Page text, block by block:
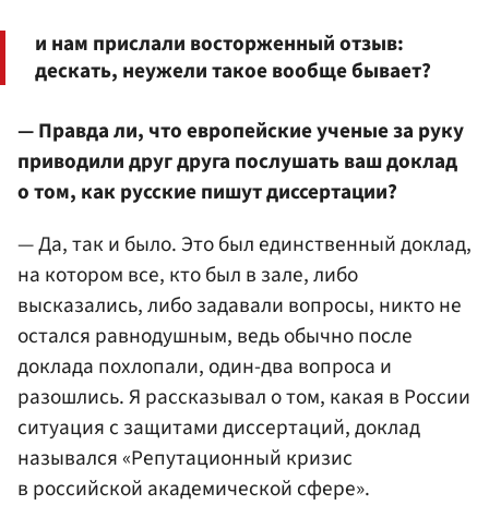
и нам прислали восторженный отзыв:
дескать, неужели такое вообще бывает?
— Правда ли, что европейские ученые за руку
приводили друг друга послушать ваш доклад
о том, как русские пишут диссертации?
— Да, так и было. Это был единственный доклад,
на котором все, кто был в зале, либо
высказались, либо задавали вопросы, никто не
остался равнодушным, ведь обычно после
доклада похлопали, один-два вопроса и
разошлись. Я рассказывал о том, какая в России
ситуация с защитами диссертаций, доклад
назывался «Репутационный кризис
в российской академической сфере».